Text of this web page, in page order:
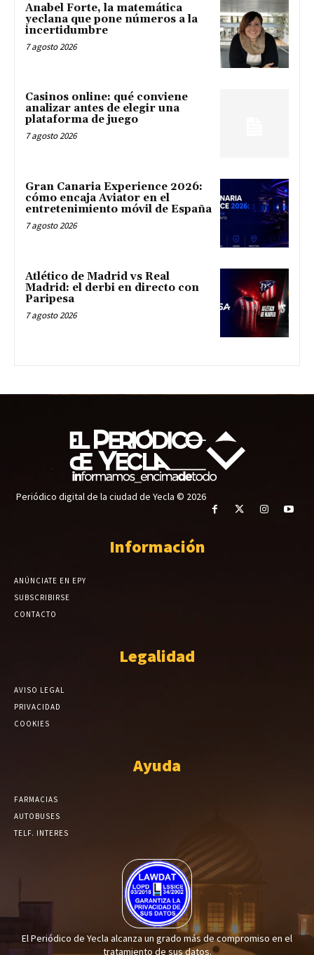
Anabel Forte, la matemática
yeclana que pone números a la
incertidumbre
7 agosto 2026
Casinos online: qué conviene
analizar antes de elegir una
plataforma de juego
7 agosto 2026
Gran Canaria Experience 2026:
cómo encaja Aviator en el
entretenimiento móvil de España
7 agosto 2026
Atlético de Madrid vs Real
Madrid: el derbi en directo con
Paripesa
7 agosto 2026
Periódico digital de la ciudad de Yecla © 2026
Información
ANÚNCIATE EN EPY
SUBSCRIBIRSE
CONTACTO
Legalidad
AVISO LEGAL
PRIVACIDAD
COOKIES
Ayuda
FARMACIAS
AUTOBUSES
TELF. INTERES
El Periódico de Yecla alcanza un grado más de compromiso en el
tratamiento de sus datos.